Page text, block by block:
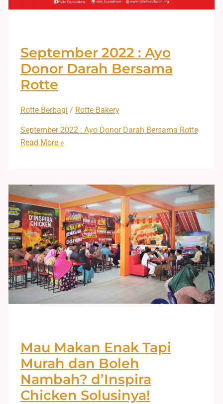
September 2022 : Ayo
Donor Darah Bersama
Rotte
Rotte Berbagi / Rotte Bakery
September 2022 : Ayo Donor Darah Bersama Rotte
Read More »
Mau Makan Enak Tapi
Murah dan Boleh
Nambah? d’Inspira
Chicken Solusinya!